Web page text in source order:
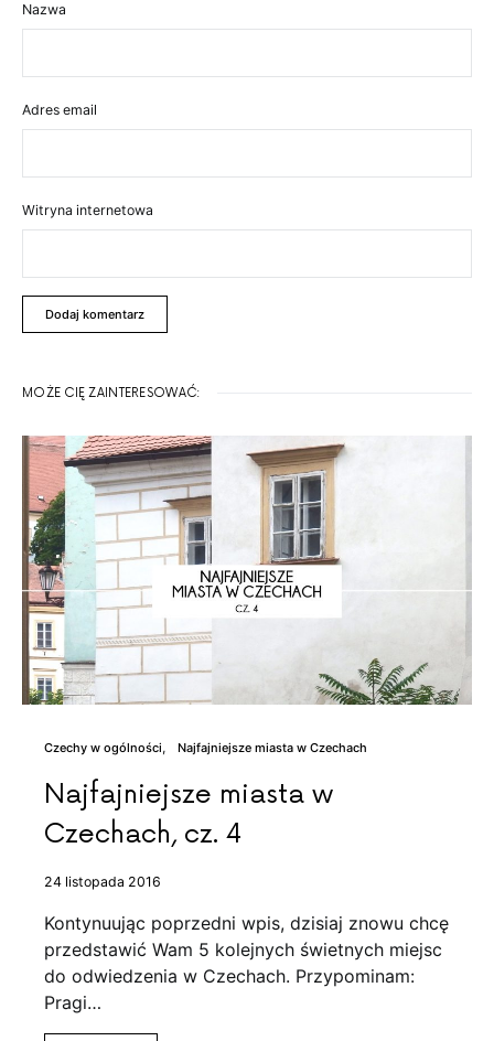
Nazwa
Adres email
Witryna internetowa
MOŻE CIĘ ZAINTERESOWAĆ:
Czechy w ogólności Najfajniejsze miasta w Czechach
Najfajniejsze miasta w
Czechach, cz. 4
24 listopada 2016
Kontynuując poprzedni wpis, dzisiaj znowu chcę
przedstawić Wam 5 kolejnych świetnych miejsc
do odwiedzenia w Czechach. Przypominam:
Pragi…